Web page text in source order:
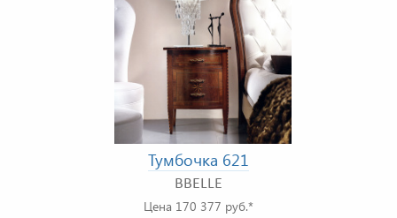
Тумбочка 621
BBELLE
Цена 170 377 руб.*